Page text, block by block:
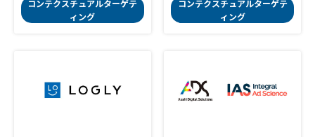
コンテクスチュアルターゲテ
ィング
コンテクスチュアルターゲテ
ィング